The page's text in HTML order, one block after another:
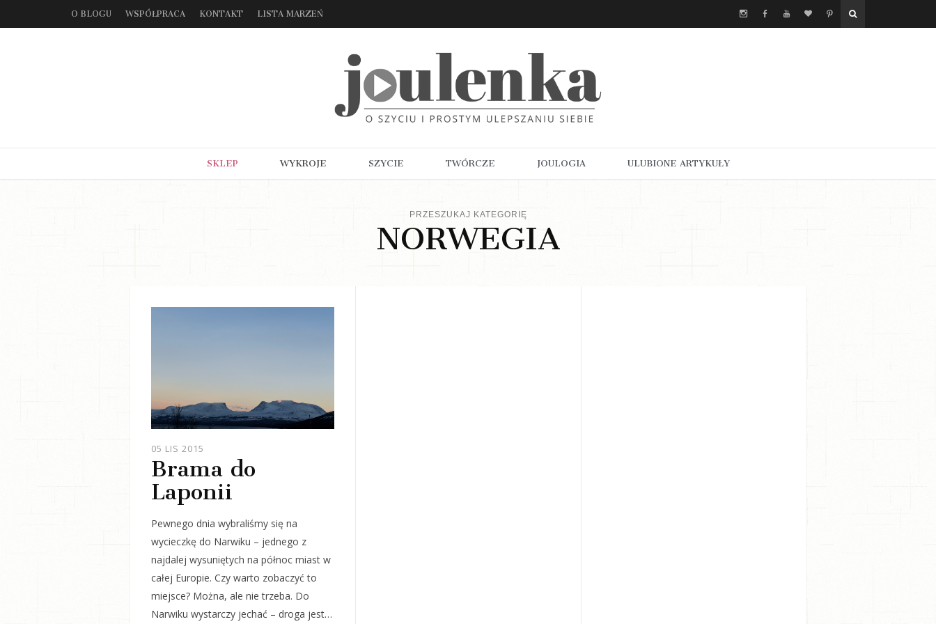
O BLOGU WSPÓŁPRACA KONTAKT LISTA MARZEŃ
SKLEP WYKROJE SZYCIE TWÓRCZE JOULOGIA ULUBIONE ARTYKUŁY
PRZESZUKAJ KATEGORIĘ
NORWEGIA
05 LIS 2015
Brama do
Laponii
Pewnego dnia wybraliśmy się na
wycieczkę do Narwiku – jednego z
najdalej wysuniętych na północ miast w
całej Europie. Czy warto zobaczyć to
miejsce? Można, ale nie trzeba. Do
Narwiku wystarczy jechać – droga jest…